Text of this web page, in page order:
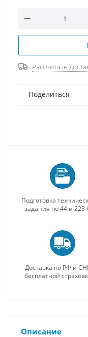
Рассчитать
Поделиться
Подготовка
задания по 44 и
Доставка по РФ и
бесплатной
Описание